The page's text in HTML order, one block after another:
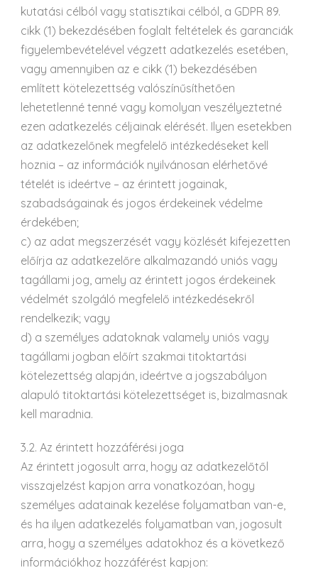
kutatási célból vagy statisztikai célból, a GDPR 89.
cikk (1) bekezdésében foglalt feltételek és garanciák
figyelembevételével végzett adatkezelés esetében,
vagy amennyiben az e cikk (1) bekezdésében
említett kötelezettség valószínűsíthetően
lehetetlenné tenné vagy komolyan veszélyeztetné
ezen adatkezelés céljainak elérését. Ilyen esetekben
az adatkezelőnek megfelelő intézkedéseket kell
hoznia – az információk nyilvánosan elérhetővé
tételét is ideértve – az érintett jogainak,
szabadságainak és jogos érdekeinek védelme
érdekében;
c) az adat megszerzését vagy közlését kifejezetten
előírja az adatkezelőre alkalmazandó uniós vagy
tagállami jog, amely az érintett jogos érdekeinek
védelmét szolgáló megfelelő intézkedésekről
rendelkezik; vagy
d) a személyes adatoknak valamely uniós vagy
tagállami jogban előírt szakmai titoktartási
kötelezettség alapján, ideértve a jogszabályon
alapuló titoktartási kötelezettséget is, bizalmasnak
kell maradnia.
3.2. Az érintett hozzáférési joga
Az érintett jogosult arra, hogy az adatkezelőtől
visszajelzést kapjon arra vonatkozóan, hogy
személyes adatainak kezelése folyamatban van-e,
és ha ilyen adatkezelés folyamatban van, jogosult
arra, hogy a személyes adatokhoz és a következő
információkhoz hozzáférést kapjon: